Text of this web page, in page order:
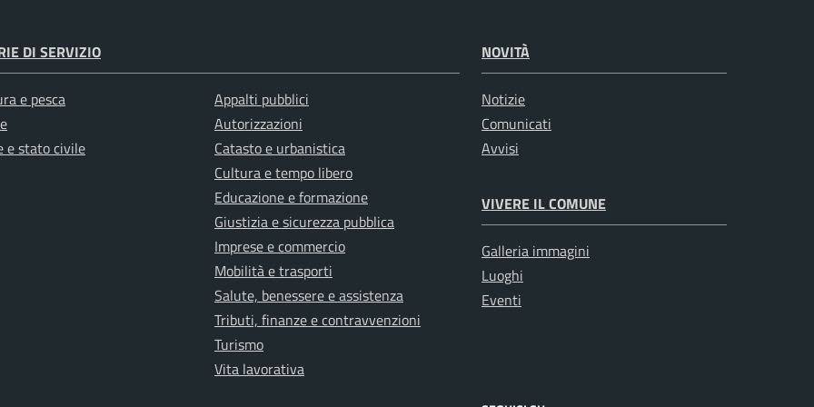
DI SERVIZIO
e pesca
e stato civile
Appalti pubblici
Autorizzazioni
Catasto e urbanistica
Cultura e tempo libero
Educazione e formazione
Giustizia e sicurezza pubblica
Imprese e commercio
Mobilità e trasporti
Salute, benessere e assistenza
Tributi, finanze e contravvenzioni
Turismo
Vita lavorativa
NOVITÀ
Notizie
Comunicati
Avvisi
VIVERE IL COMUNE
Galleria immagini
Luoghi
Eventi